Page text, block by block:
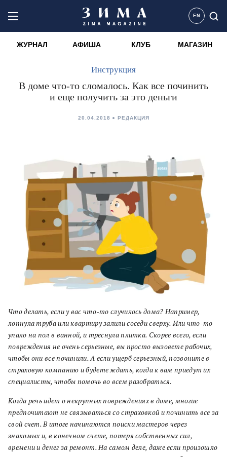
EN
ЖУРНАЛ АФИША КЛУБ МАГАЗИН
Инструкция
В доме что-то сломалось. Как все починить
и еще получить за это деньги
20.04.2018 РЕДАКЦИЯ
Что делать, если у вас что-то случилось дома? Например,
лопнула труба или квартиру залили соседи сверху. Или что-то
упало на пол в ванной, и треснула плитка. Скорее всего, если
повреждения не очень серьезные, вы просто вызовете рабочих,
чтобы они все починили. А если ущерб серьезный, позвоните в
страховую компанию и будете ждать, когда к вам приедут их
специалисты, чтобы помочь во всем разобраться.
Когда речь идет о некрупных повреждениях в доме, многие
предпочитают не связываться со страховкой и починить все за
свой счет. В итоге начинаются поиски мастеров через
знакомых и, в конечном счете, потеря собственных сил,
времени и денег за ремонт. На самом деле, даже если произошло